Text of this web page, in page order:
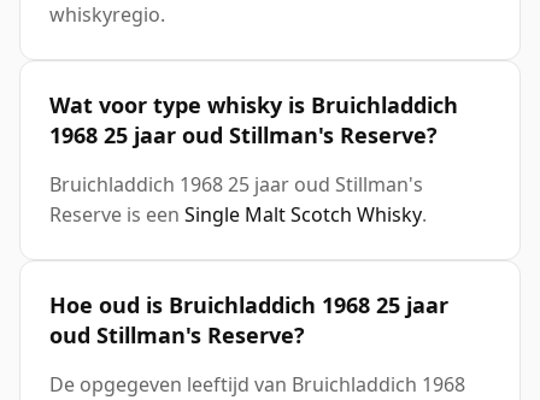
whiskyregio.
Wat voor type whisky is Bruichladdich
1968 25 jaar oud Stillman's Reserve?
Bruichladdich 1968 25 jaar oud Stillman's
Reserve is een Single Malt Scotch Whisky.
Hoe oud is Bruichladdich 1968 25 jaar
oud Stillman's Reserve?
De opgegeven leeftijd van Bruichladdich 1968